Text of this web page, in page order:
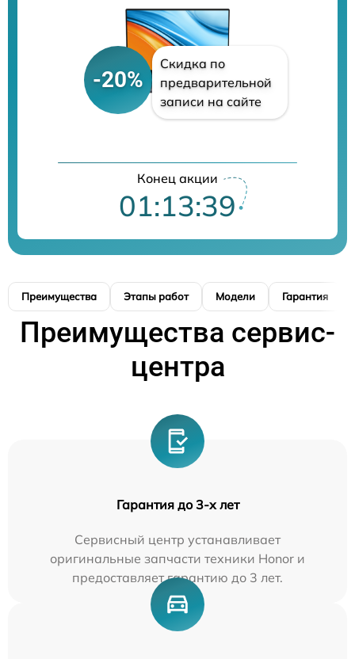
-20%
Скидка по
предварительной
записи на сайте
Конец акции
01:13:38
Преимущества Этапы работ Модели Гарантия
Преимущества сервис-
центра
Гарантия до 3-х лет
Сервисный центр устанавливает
оригинальные запчасти техники Honor и
предоставляет гарантию до 3 лет.